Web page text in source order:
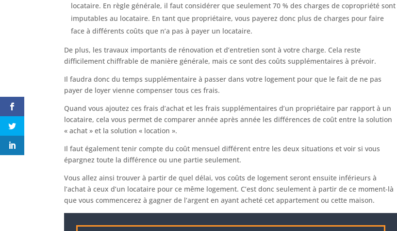
locataire. En règle générale, il faut considérer que seulement 70 % des charges de copropriété sont
imputables au locataire. En tant que propriétaire, vous payerez donc plus de charges pour faire
face à différents coûts que n’a pas à payer un locataire.
De plus, les travaux importants de rénovation et d’entretien sont à votre charge. Cela reste
difficilement chiffrable de manière générale, mais ce sont des coûts supplémentaires à prévoir.
Il faudra donc du temps supplémentaire à passer dans votre logement pour que le fait de ne pas
payer de loyer vienne compenser tous ces frais.
Quand vous ajoutez ces frais d’achat et les frais supplémentaires d’un propriétaire par rapport à un
locataire, cela vous permet de comparer année après année les différences de coût entre la solution
« achat » et la solution « location ».
Il faut également tenir compte du coût mensuel différent entre les deux situations et voir si vous
épargnez toute la différence ou une partie seulement.
Vous allez ainsi trouver à partir de quel délai, vos coûts de logement seront ensuite inférieurs à
l’achat à ceux d’un locataire pour ce même logement. C’est donc seulement à partir de ce moment-là
que vous commencerez à gagner de l’argent en ayant acheté cet appartement ou cette maison.